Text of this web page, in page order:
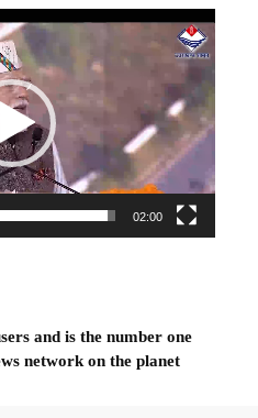
02:00
and is the number one
network on the planet